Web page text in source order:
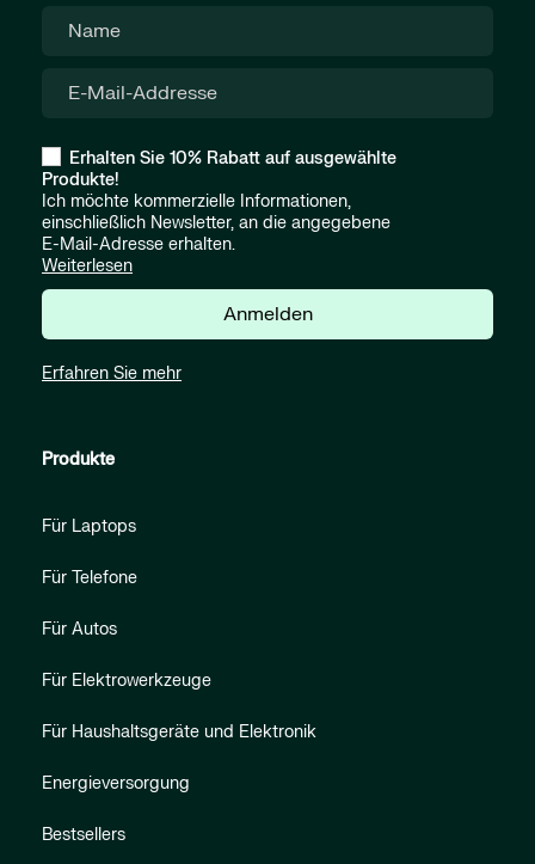
Erhalten Sie 10% Rabatt auf ausgewählte
Produkte!
Ich möchte kommerzielle Informationen,
einschließlich Newsletter, an die angegebene
E-Mail-Adresse erhalten.
Weiterlesen
Anmelden
Erfahren Sie mehr
Produkte
Für Laptops
Für Telefone
Für Autos
Für Elektrowerkzeuge
Für Haushaltsgeräte und Elektronik
Energieversorgung
Bestsellers